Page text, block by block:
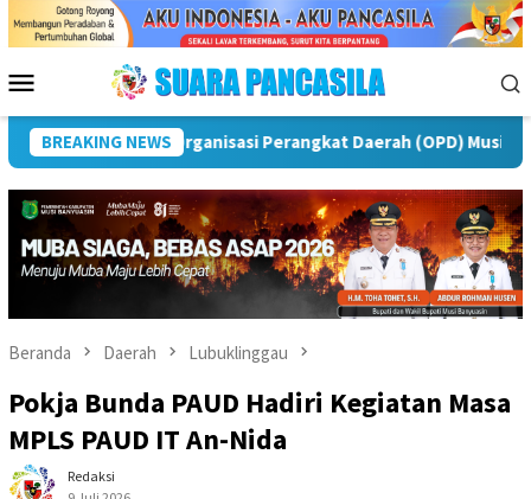
Menu
Mobile
BREAKING NEWSPuncak Peringatan IPeKB Ke-19, Plt Bupati
Beranda Daerah Lubuklinggau
Pokja Bunda PAUD Hadiri Kegiatan Masa
MPLS PAUD IT An-Nida
Redaksi